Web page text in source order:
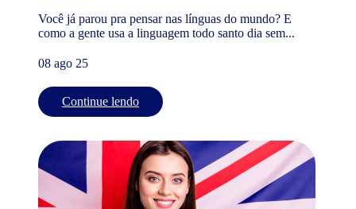
Você já parou pra pensar nas línguas do mundo? E
como a gente usa a linguagem todo santo dia sem...
08 ago 25
Continue lendo